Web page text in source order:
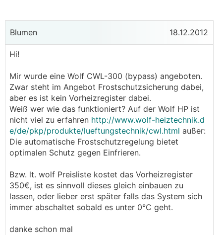
Blumen 18.12.2012
Hi!
Mir wurde eine Wolf CWL-300 (bypass) angeboten.
Zwar steht im Angebot Frostschutzsicherung dabei,
aber es ist kein Vorheizregister dabei.
Weiß wer wie das funktioniert? Auf der Wolf HP ist
nicht viel zu erfahren http://www.wolf-heiztechnik.d
e/de/pkp/produkte/lueftungstechnik/cwl.html außer:
Die automatische Frostschutzregelung bietet
optimalen Schutz gegen Einfrieren.
Bzw. lt. wolf Preisliste kostet das Vorheizregister
350€, ist es sinnvoll dieses gleich einbauen zu
lassen, oder lieber erst später falls das System sich
immer abschaltet sobald es unter 0°C geht.
danke schon mal